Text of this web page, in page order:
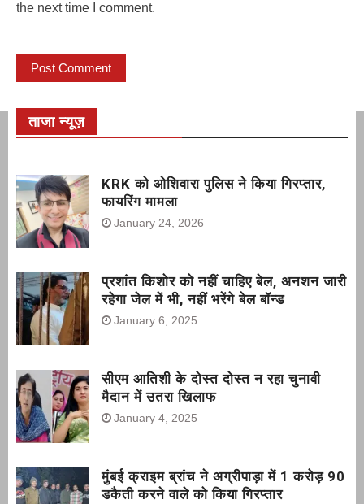
the next time I comment.
ताजा न्यूज़
KRK को ओशिवारा पुलिस ने किया गिरप्तार,
फायरिंग मामला
January 24, 2026
प्रशांत किशोर को नहीं चाहिए बेल, अनशन जारी
रहेगा जेल में भी, नहीं भरेंगे बेल बॉन्ड
January 6, 2025
सीएम आतिशी के दोस्त दोस्त न रहा चुनावी
मैदान में उतरा खिलाफ
January 4, 2025
मुंबई क्राइम ब्रांच ने अग्रीपाड़ा में 1 करोड़ 90
डकैती करने वाले को किया गिरप्तार